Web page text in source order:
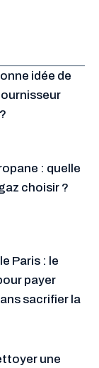
idée de
: quelle
choisir ?
Paris : le
payer
sacrifier la
une